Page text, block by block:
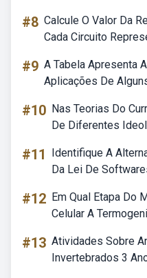
#8 Calcule O Valor Da
Cada Circuito
#9 A Tabela Apresenta
Aplicações De
#10 Nas Teorias Do
De Diferentes
#11
Identifique A
Da Lei De
#12 Em Qual Etapa Do
Celular A
#13 Atividades Sobre
Invertebrados 3